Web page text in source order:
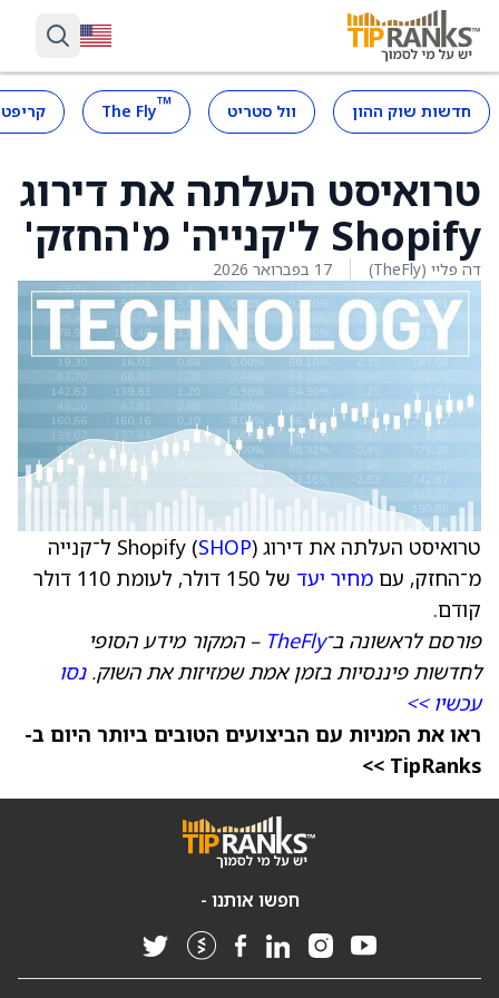
חדשות שוק ההון וול סטריט ™
The Fly
טרואיסט העלתה את דירוג
Shopify ל'קנייה' מ'החזק'
דה פליי (TheFly) 17 בפברואר 2026
טרואיסט העלתה את דירוג Shopify ( SHOP
) ל־קנייה
מ־החזק, עם מחיר יעד
של 150 דולר, לעומת 110 דולר
קודם.
פורסם לראשונה ב־TheFly – המקור מידע הסופי
לחדשות פיננסיות בזמן אמת שמזיזות את השוק.נסו
עכשיו >>
ראו את המניות עם הביצועים הטובים ביותר היום ב-
TipRanks >>
חפשו אותנו -